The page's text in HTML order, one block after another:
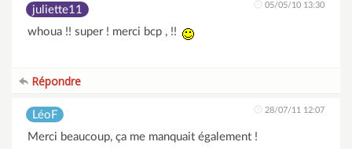
juliette11 05/05/10 13:30
whoua !! super ! merci bcp , !!
Répondre
LéoF 28/07/11 12:07
Merci beaucoup, ça me manquait également !